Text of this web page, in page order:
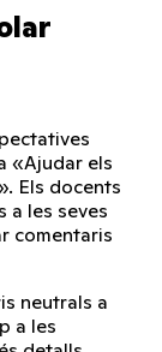
«Ajudar els
Els docents
a les seves
comentaris
neutrals a
a les